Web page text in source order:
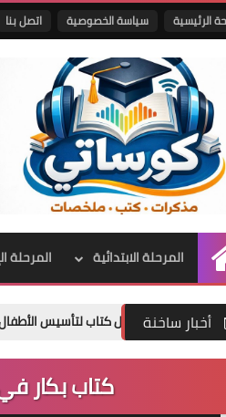
الرئيسية سياسة الخصوصية اتصل بنا
الرئيسية
المرحلة الابتدائية المرحلة
أخبار ساخنة
كتاب بكار